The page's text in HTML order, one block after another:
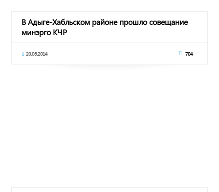
В Адыге-Хабльском районе прошло совещание
минэрго КЧР
20.06.2014 704